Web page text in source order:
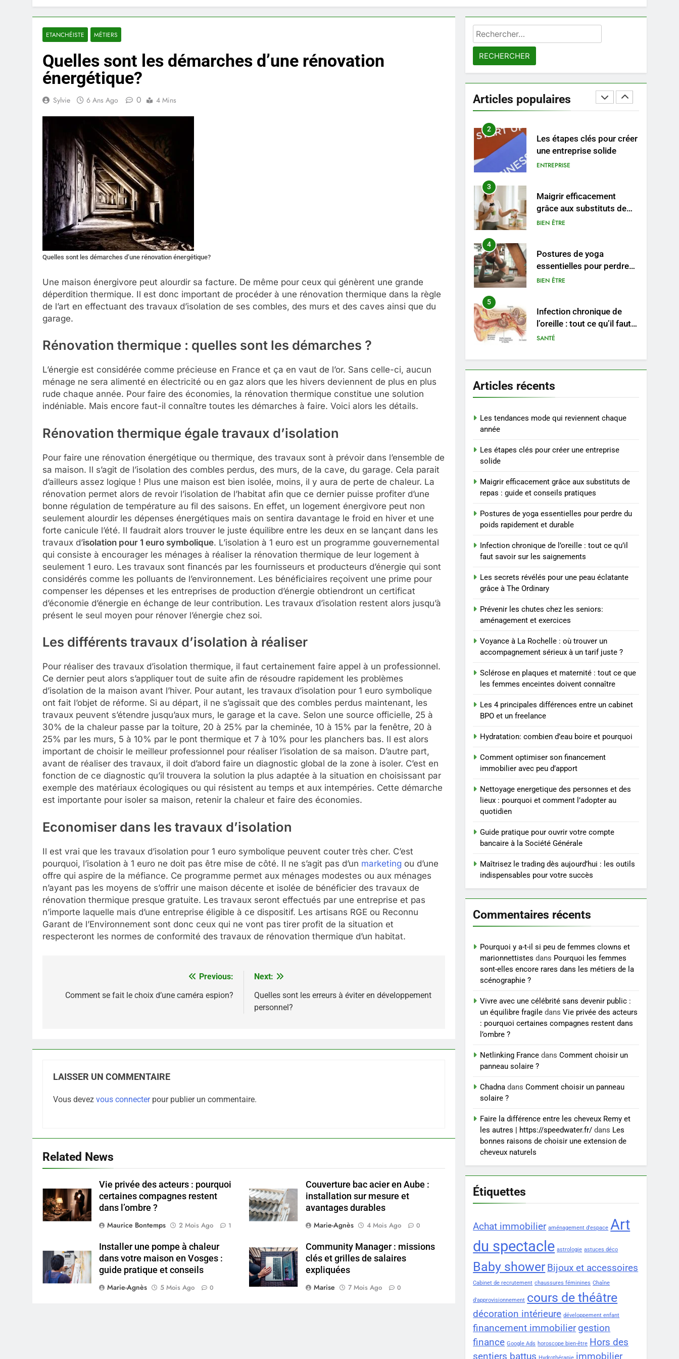
ETANCHÉISTE MÉTIERS
Quelles sont les démarches d’une rénovation
énergétique?
Sylvie 6 Ans Ago 0 4 Mins
Quelles sont les démarches d’une rénovation énergétique?
Une maison énergivore peut alourdir sa facture. De même pour ceux qui génèrent une grande
déperdition thermique. Il est donc important de procéder à une rénovation thermique dans la règle
de l’art en effectuant des travaux d’isolation de ses combles, des murs et des caves ainsi que du
garage.
Rénovation thermique : quelles sont les démarches ?
L’énergie est considérée comme précieuse en France et ça en vaut de l’or. Sans celle-ci, aucun
ménage ne sera alimenté en électricité ou en gaz alors que les hivers deviennent de plus en plus
rude chaque année. Pour faire des économies, la rénovation thermique constitue une solution
indéniable. Mais encore faut-il connaître toutes les démarches à faire. Voici alors les détails.
Rénovation thermique égale travaux d’isolation
Pour faire une rénovation énergétique ou thermique, des travaux sont à prévoir dans l’ensemble de
sa maison. Il s’agit de l’isolation des combles perdus, des murs, de la cave, du garage. Cela parait
d’ailleurs assez logique ! Plus une maison est bien isolée, moins, il y aura de perte de chaleur. La
rénovation permet alors de revoir l’isolation de l’habitat afin que ce dernier puisse profiter d’une
bonne régulation de température au fil des saisons. En effet, un logement énergivore peut non
seulement alourdir les dépenses énergétiques mais on sentira davantage le froid en hiver et une
forte canicule l’été. Il faudrait alors trouver le juste équilibre entre les deux en se lançant dans les
travaux d’isolation pour 1 euro symbolique. L’isolation à 1 euro est un programme gouvernemental
qui consiste à encourager les ménages à réaliser la rénovation thermique de leur logement à
seulement 1 euro. Les travaux sont financés par les fournisseurs et producteurs d’énergie qui sont
considérés comme les polluants de l’environnement. Les bénéficiaires reçoivent une prime pour
compenser les dépenses et les entreprises de production d’énergie obtiendront un certificat
d’économie d’énergie en échange de leur contribution. Les travaux d’isolation restent alors jusqu’à
présent le seul moyen pour rénover l’énergie chez soi.
Les différents travaux d’isolation à réaliser
Pour réaliser des travaux d’isolation thermique, il faut certainement faire appel à un professionnel.
Ce dernier peut alors s’appliquer tout de suite afin de résoudre rapidement les problèmes
d’isolation de la maison avant l’hiver. Pour autant, les travaux d’isolation pour 1 euro symbolique
ont fait l’objet de réforme. Si au départ, il ne s’agissait que des combles perdus maintenant, les
travaux peuvent s’étendre jusqu’aux murs, le garage et la cave. Selon une source officielle, 25 à
30% de la chaleur passe par la toiture, 20 à 25% par la cheminée, 10 à 15% par la fenêtre, 20 à
25% par les murs, 5 à 10% par le pont thermique et 7 à 10% pour les planchers bas. Il est alors
important de choisir le meilleur professionnel pour réaliser l’isolation de sa maison. D’autre part,
avant de réaliser des travaux, il doit d’abord faire un diagnostic global de la zone à isoler. C’est en
fonction de ce diagnostic qu’il trouvera la solution la plus adaptée à la situation en choisissant par
exemple des matériaux écologiques ou qui résistent au temps et aux intempéries. Cette démarche
est importante pour isoler sa maison, retenir la chaleur et faire des économies.
Economiser dans les travaux d’isolation
Il est vrai que les travaux d’isolation pour 1 euro symbolique peuvent couter très cher. C’est
pourquoi, l’isolation à 1 euro ne doit pas être mise de côté. Il ne s’agit pas d’un marketing ou d’une
offre qui aspire de la méfiance. Ce programme permet aux ménages modestes ou aux ménages
n’ayant pas les moyens de s’offrir une maison décente et isolée de bénéficier des travaux de
rénovation thermique presque gratuite. Les travaux seront effectués par une entreprise et pas
n’importe laquelle mais d’une entreprise éligible à ce dispositif. Les artisans RGE ou Reconnu
Garant de l’Environnement sont donc ceux qui ne vont pas tirer profit de la situation et
respecteront les normes de conformité des travaux de rénovation thermique d’un habitat.
Previous:
Comment se fait le choix d’une caméra espion?
Next:
Quelles sont les erreurs à éviter en développement
personnel?
LAISSER UN COMMENTAIRE
Vous devez vous connecterpour publier un commentaire.
Related News
Vie privée des acteurs : pourquoi
certaines compagnes restent
dans l’ombre ?
Maurice Bontemps
2 Mois Ago 1
Couverture bac acier en Aube :
installation sur mesure et
avantages durables
Marie-Agnès
4 Mois Ago 0
Installer une pompe à chaleur
dans votre maison en Vosges :
guide pratique et conseils
Marie-Agnès
5 Mois Ago 0
Community Manager : missions
clés et grilles de salaires
expliquées
Marise
7 Mois Ago 0
Rechercher :
Articles populaires
Voyance à La Rochelle : où
1
Les tendances mode qui
reviennent chaque année
2
Les étapes clés pour créer
une entreprise solide
ENTREPRISE
3
Maigrir efficacement
grâce aux substituts de
repas : guide et conseils
BIEN ÊTRE
4
Postures de yoga
essentielles pour perdre
du poids rapidement et
BIEN ÊTRE
5
Infection chronique de
l’oreille : tout ce qu’il faut
savoir sur les
SANTÉ
6
Les secrets révélés pour
une peau éclatante grâce
SANTÉ
7
et exercices
BIEN ÊTRE
Voyance à La Rochelle : où
trouver un
accompagnement sérieux
à un tarif juste ?
BIEN ÊTRE
Les tendances mode qui
reviennent chaque année
2
une entreprise solide
3
Maigrir efficacement
grâce aux substituts de
repas : guide et conseils
BIEN ÊTRE
4
Postures de yoga
du poids rapidement et
BIEN ÊTRE
Infection chronique de
l’oreille : tout ce qu’il faut
savoir sur les
SANTÉ
Les secrets révélés pour
une peau éclatante grâce
7
Prévenir les chutes chez
les seniors: aménagement
et exercices
BIEN ÊTRE
Voyance à La Rochelle : où
trouver un
accompagnement sérieux
BIEN ÊTRE
Articles récents
Les tendances mode qui reviennent chaque
année
Les étapes clés pour créer une entreprise
solide
Maigrir efficacement grâce aux substituts de
repas : guide et conseils pratiques
Postures de yoga essentielles pour perdre du
poids rapidement et durable
Infection chronique de l’oreille : tout ce qu’il
faut savoir sur les saignements
Les secrets révélés pour une peau éclatante
grâce à The Ordinary
Prévenir les chutes chez les seniors:
aménagement et exercices
Voyance à La Rochelle : où trouver un
accompagnement sérieux à un tarif juste ?
Sclérose en plaques et maternité : tout ce que
les femmes enceintes doivent connaître
Les 4 principales différences entre un cabinet
BPO et un freelance
Hydratation: combien d’eau boire et pourquoi
Comment optimiser son financement
immobilier avec peu d’apport
Nettoyage energetique des personnes et des
lieux : pourquoi et comment l’adopter au
quotidien
Guide pratique pour ouvrir votre compte
bancaire à la Société Générale
Maîtrisez le trading dès aujourd’hui : les outils
indispensables pour votre succès
Commentaires récents
Pourquoi y a-t-il si peu de femmes clowns et
marionnettistes dans Pourquoi les femmes
sont-elles encore rares dans les métiers de la
scénographie ?
Vivre avec une célébrité sans devenir public :
un équilibre fragile dansVie privée des acteurs
: pourquoi certaines compagnes restent dans
l’ombre ?
Netlinking France dansComment choisir un
panneau solaire ?
Chadna dansComment choisir un panneau
solaire ?
Faire la différence entre les cheveux Remy et
les autres | https://speedwater.fr/ dans Les
bonnes raisons de choisir une extension de
cheveux naturels
Étiquettes
Achat immobilier aménagement d'espace Art
du spectacle astrologie astuces déco
Baby shower Bijoux et accessoires
Cabinet de recrutement chaussures féminines Chaîne
d'approvisionnement cours de théâtre
décoration intérieure développement enfant
financement immobilier gestion
finance Google Ads horoscope bien-être Hors des
sentiers battus
immobilier